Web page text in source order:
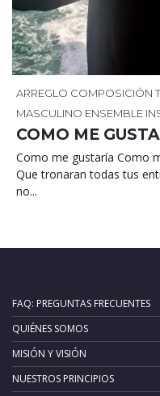
ARREGLO COMPOSICIÓN
MASCULINO ENSEMBLE
COMO ME
Como me gustaría Como
Que tronaran todas tus
no...
FAQ: PREGUNTAS FRECUENTES
QUIÉNES SOMOS
MISIÓN Y VISIÓN
NUESTROS PRINCIPIOS